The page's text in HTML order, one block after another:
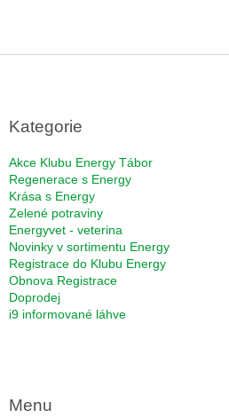
Kategorie
Akce Klubu Energy Tábor
Regenerace s Energy
Krása s Energy
Zelené potraviny
Energyvet - veterina
Novinky v sortimentu Energy
Registrace do Klubu Energy
Obnova Registrace
Doprodej
i9 informované láhve
Menu